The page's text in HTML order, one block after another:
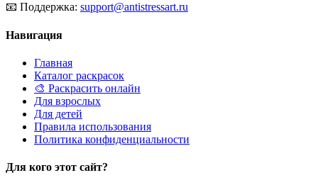
📧 Поддержка: support@antistressart.ru
Навигация
Главная
Каталог раскрасок
🎨 Раскрасить онлайн
Для взрослых
Для детей
Правила использования
Политика конфиденциальности
Для кого этот сайт?